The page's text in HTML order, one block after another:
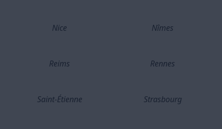
Nice Nîmes
Reims Rennes
Saint-Étienne Strasbourg